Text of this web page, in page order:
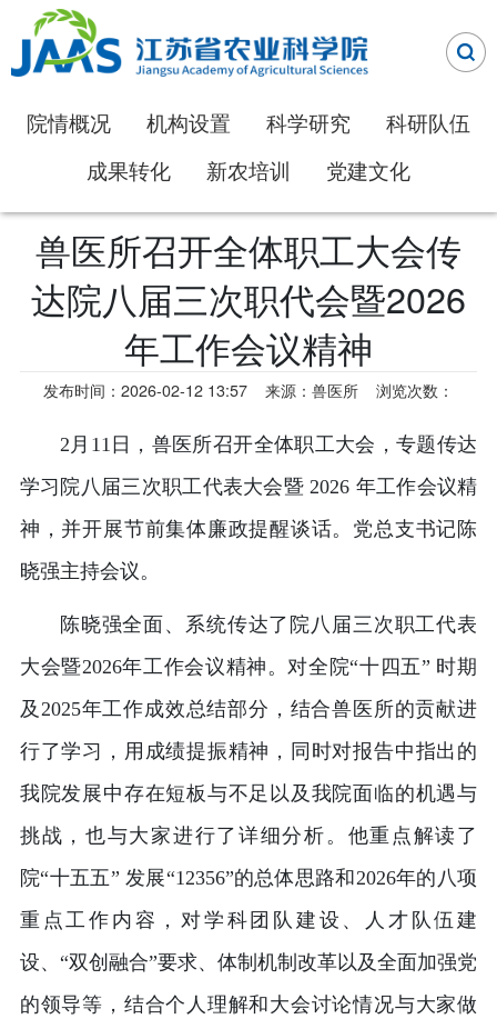
院情概况 机构设置 科学研究
科研队伍
成果转化
新农培训 党建文化
兽医所召开全体职工大会传
达院八届三次职代会暨2026
年工作会议精神
发布时间：2026-02-12 13:57 来源：兽医所 浏览次数：
2月11日，兽医所召开全体职工大会，专题传达
学习院八届三次职工代表大会暨 2026 年工作会议精
神，并开展节前集体廉政提醒谈话。党总支书记陈
晓强主持会议。
陈晓强全面、系统传达了院八届三次职工代表
大会暨2026年工作会议精神。对全院“十四五” 时期
及2025年工作成效总结部分，结合兽医所的贡献进
行了学习，用成绩提振精神，同时对报告中指出的
我院发展中存在短板与不足以及我院面临的机遇与
挑战，也与大家进行了详细分析。他重点解读了
院“十五五” 发展“12356”的总体思路和2026年的八项
重点工作内容，对学科团队建设、人才队伍建
设、“双创融合”要求、体制机制改革以及全面加强党
的领导等，结合个人理解和大会讨论情况与大家做